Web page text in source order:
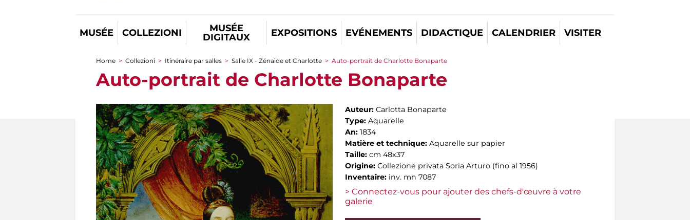
MUSÉE COLLEZIONI
MUSÉE
DIGITAUX
EXPOSITIONS EVÉNEMENTS DIDACTIQUE CALENDRIER VISITER
You are here
Home > Collezioni > Itinéraire par salles > Salle IX - Zénaide et Charlotte > Auto-portrait de Charlotte Bonaparte
Auto-portrait de Charlotte Bonaparte
Auteur: Carlotta Bonaparte
Type: Aquarelle
An: 1834
Matière et technique: Aquarelle sur papier
Taille: cm 48x37
Origine: Collezione privata Soria Arturo (fino al 1956)
Inventaire: inv. mn 7087
> Connectez-vous pour ajouter des chefs-d'œuvre à votre
galerie